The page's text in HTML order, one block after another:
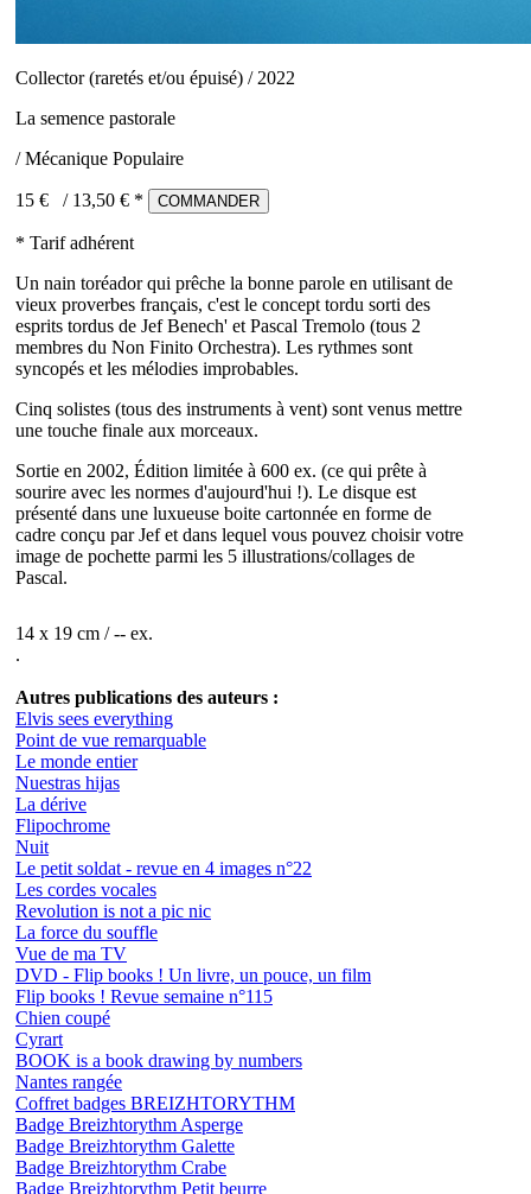
Collector (raretés et/ou épuisé) / 2022
La semence pastorale
/ Mécanique Populaire
15 € / 13,50 € * COMMANDER
* Tarif adhérent
Un nain toréador qui prêche la bonne parole en utilisant de
vieux proverbes français, c'est le concept tordu sorti des
esprits tordus de Jef Benech' et Pascal Tremolo (tous 2
membres du Non Finito Orchestra). Les rythmes sont
syncopés et les mélodies improbables.
Cinq solistes (tous des instruments à vent) sont venus mettre
une touche finale aux morceaux.
Sortie en 2002, Édition limitée à 600 ex. (ce qui prête à
sourire avec les normes d'aujourd'hui !). Le disque est
présenté dans une luxueuse boite cartonnée en forme de
cadre conçu par Jef et dans lequel vous pouvez choisir votre
image de pochette parmi les 5 illustrations/collages de
Pascal.
14 x 19 cm / -- ex.
.
Autres publications des auteurs :
Elvis sees everything
Point de vue remarquable
Le monde entier
Nuestras hijas
La dérive
Flipochrome
Nuit
Le petit soldat - revue en 4 images n°22
Les cordes vocales
Revolution is not a pic nic
La force du souffle
Vue de ma TV
DVD - Flip books ! Un livre, un pouce, un film
Flip books ! Revue semaine n°115
Chien coupé
Cyrart
BOOK is a book drawing by numbers
Nantes rangée
Coffret badges BREIZHTORYTHM
Badge Breizhtorythm Asperge
Badge Breizhtorythm Galette
Badge Breizhtorythm Crabe
Badge Breizhtorythm Petit beurre